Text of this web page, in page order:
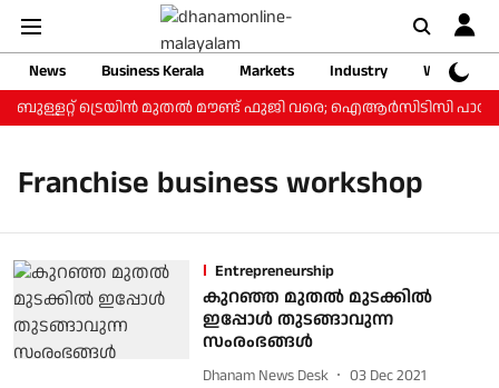
News Business Kerala Markets Industry
Web
ബുള്ളറ്റ് ട്രെയിന്‍ മുതല്‍ മൗണ്ട് ഫുജി വരെ; ഐആര്‍സിടിസി
Franchise business workshop
Entrepreneurship
കുറഞ്ഞ മുതല്‍ മുടക്കില്‍
ഇപ്പോള്‍ തുടങ്ങാവുന്ന
സംരംഭങ്ങള്‍
Dhanam News Desk
03 Dec 2021